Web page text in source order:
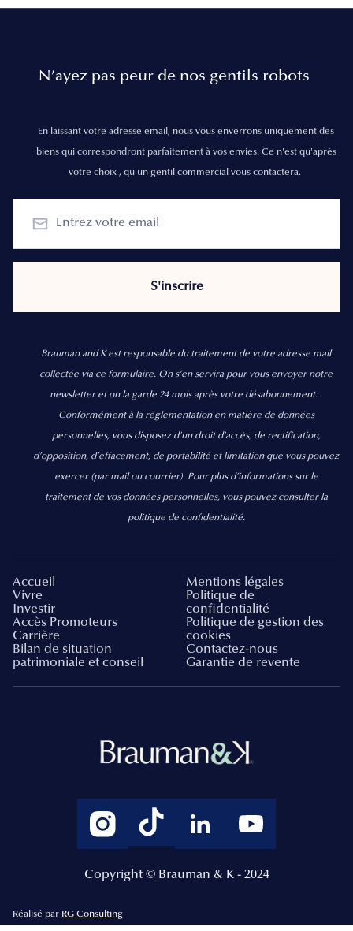
N’ayez pas peur de nos gentils robots
En laissant votre adresse email, nous vous enverrons uniquement des
biens qui correspondront parfaitement à vos envies. Ce n'est qu'après
votre choix , qu'un gentil commercial vous contactera.
Brauman and K est responsable du traitement de votre adresse mail
collectée via ce formulaire. On s’en servira pour vous envoyer notre
newsletter et on la garde 24 mois après votre désabonnement.
Conformément à la réglementation en matière de données
personnelles, vous disposez d'un droit d'accès, de rectification,
d’opposition, d’effacement, de portabilité et limitation que vous pouvez
exercer (par mail ou courrier). Pour plus d’informations sur le
traitement de vos données personnelles, vous pouvez consulter la
politique de confidentialité.
Accueil
Vivre
Investir
Accès Promoteurs
Carrière
Bilan de situation
patrimoniale et conseil
Mentions légales
Politique de
confidentialité
Politique de gestion des
cookies
Contactez-nous
Garantie de revente
Copyright © Brauman & K - 2024
Réalisé par RG Consulting